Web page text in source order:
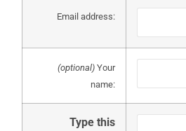
Email address:
(optional) Your
name:
Type this